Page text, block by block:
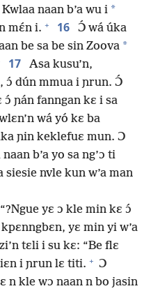
Kwlaa naan b’a wu i *
mɛ́n i. + 16
Ɔ́ wá úka
be sa be sin Zoova *
17
Asa kusu’n,
ɔ́ dún mmua i ɲrun. Ɔ́
ɲán fanngan kɛ i sa
wá yó kɛ ba
ɲin keklefuɛ mun. Ɔ
b’a yo sa ng’ɔ ti
siesie nvle kun w’a man
yɛ ɔ kle min kɛ ɔ́
yɛ min yi w’a
tɛli i su kɛ: “Be flɛ
i ɲrun lɛ titi. + Ɔ
n kle wɔ naan n bo jasin